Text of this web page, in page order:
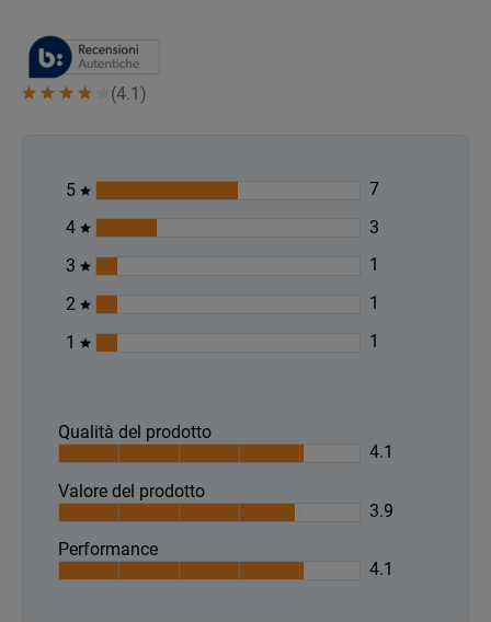
(4.1)
5
7
4
3
3
1
2
1
1
1
Qualità del prodotto
4.1
Valore del prodotto
3.9
Performance
4.1